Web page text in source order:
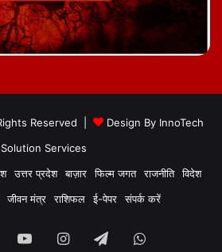
Reserved | Design By InnoTech
Solution Services
उत्तर प्रदेश बाज़ार फिल्म जगत राजनीति
विदेश
जीवन मंत्र राशिफल ई-पेपर संपर्क करें
YouTubeInstagram
TelegramWhatsApp